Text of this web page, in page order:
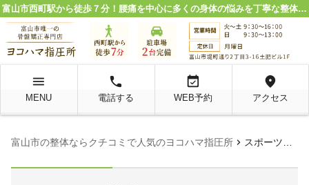
富山市西町駅から徒歩７分！腰痛を中心に多くの身体の悩みを丁寧な整体施術で解決。
menu
MENU
local_phone
電話する
event_available
WEB予約
location_on
アクセス
富山市の整体ならクチコミで人気のヨコハマ指圧所 chevron_right スポーツ整体